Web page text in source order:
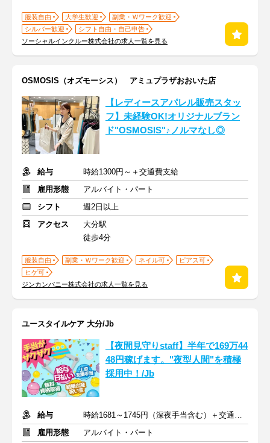
服装自由 大学生歓迎
副業・Ｗワーク歓迎
シルバー歓迎
シフト自由・自己申告
ソーシャルインクルー株式会社の求人一覧を見る
OSMOSIS（オズモーシス） アミュプラザおおいた店
【レディースアパレル販売スタッ
フ】未経験OK!オリジナルブラン
ド"OSMOSIS"♪ノルマなし◎
給与
時給1300円～＋交通費支給
雇用形態
アルバイト・パート
シフト
週2日以上
アクセス
大分駅
徒歩4分
服装自由 副業・Ｗワーク歓迎 ネイル可
ピアス可
ヒゲ可
ジンカンパニー株式会社の求人一覧を見る
ユースタイルケア 大分/Jb
【夜間見守りstaff】半年で169万44
48円稼げます。"夜型人間"を積極
採用中！/Jb
給与
時給1681～1745円（深夜手当含む）＋交通費支給
雇用形態
アルバイト・パート